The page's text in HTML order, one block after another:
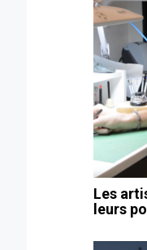
Les
leurs